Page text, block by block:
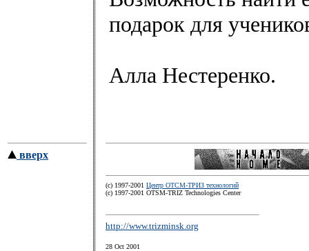
подарок для
Алла Нестеренко.
вверх
(c) 1997-2001 Центр ОТСМ-ТРИЗ технологий
(с) 1997-2001 OTSM-TRIZ Technologies Center
http://www.trizminsk.org
28 Oct 2001